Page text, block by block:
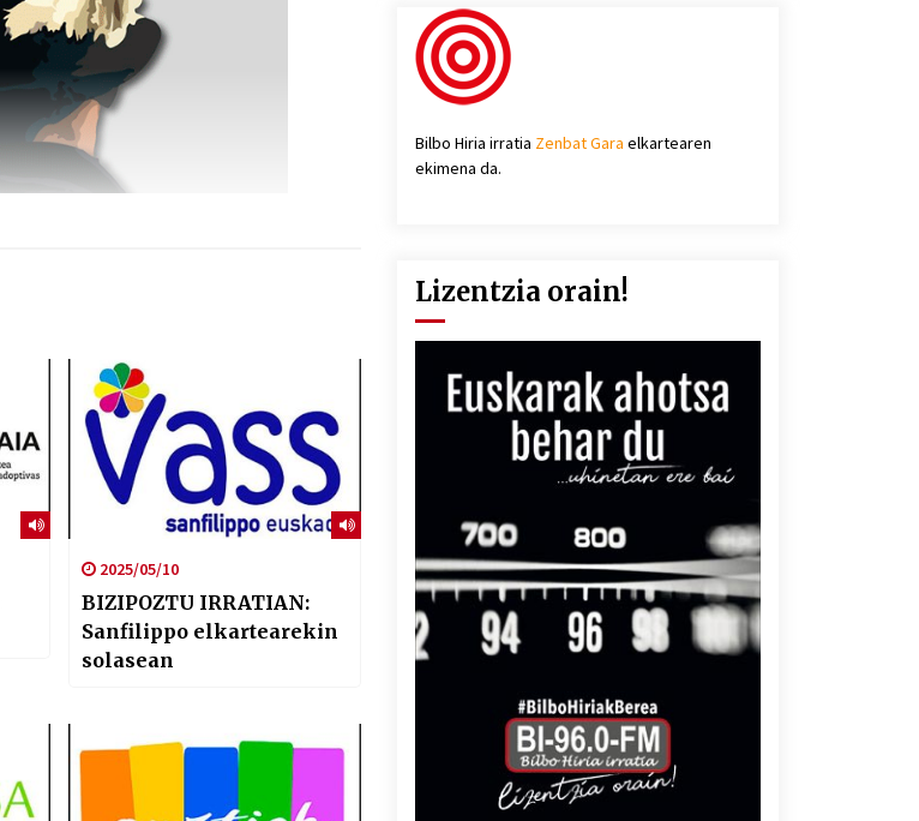
2025/05/10
BIZIPOZTU IRRATIAN:
Sanfilippo elkartearekin
solasean
Bilbo Hiria irratia Zenbat Gara elkartearen
ekimena da.
Lizentzia orain!